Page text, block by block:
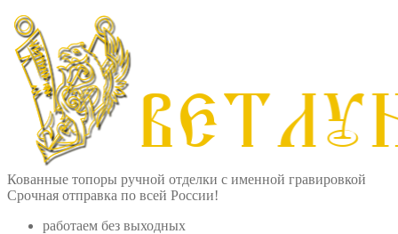
Кованные топоры ручной отделки с именной гравировкой
Срочная отправка по всей России!
работаем без выходных